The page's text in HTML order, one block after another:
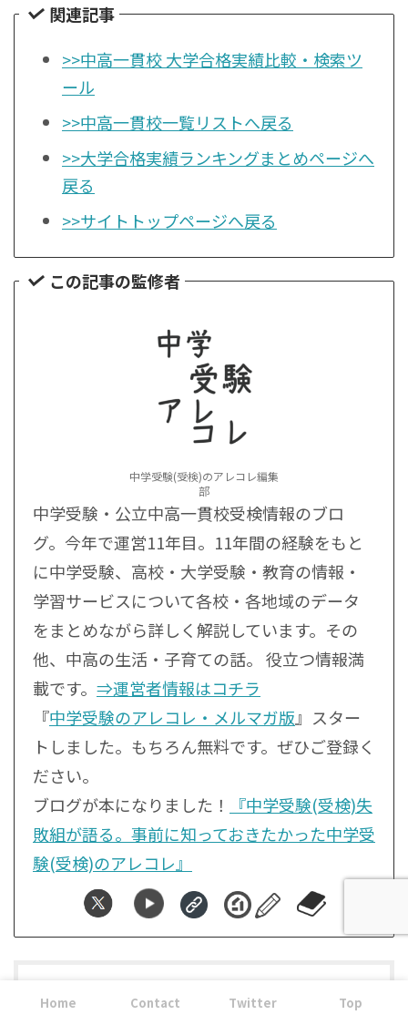
関連記事
>>中高一貫校 大学合格実績比較・検索ツ
ール
>>中高一貫校一覧リストへ戻る
>>大学合格実績ランキングまとめページへ
戻る
>>サイトトップページへ戻る
この記事の監修者
中学受験(受検)のアレコレ編集
部
中学受験・公立中高一貫校受検情報のブロ
グ。今年で運営11年目。11年間の経験をもと
に中学受験、高校・大学受験・教育の情報・
学習サービスについて各校・各地域のデータ
をまとめながら詳しく解説しています。その
他、中高の生活・子育ての話。 役立つ情報満
載です。 ⇒運営者情報はコチラ
『中学受験のアレコレ・メルマガ版』スター
トしました。もちろん無料です。ぜひご登録く
ださい。
ブログが本になりました！
『中学受験(受検)失
敗組が語る。事前に知っておきたかった中学受
験(受検)のアレコレ』
Home Contact Twitter Top